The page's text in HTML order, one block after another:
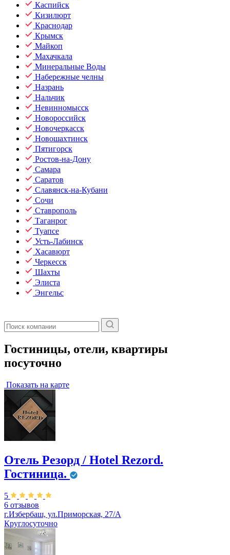
Каспийск
Кизилюрт
Краснодар
Крымск
Майкоп
Махачкала
Минеральные Воды
Набережные челны
Назрань
Нальчик
Невинномысск
Новороссийск
Новочеркасск
Новошахтинск
Пятигорск
Ростов-на-Дону
Самара
Саратов
Славянск-на-Кубани
Сочи
Ставрополь
Таганрог
Туапсе
Усть-Лабинск
Хасавюрт
Черкесск
Шахты
Элиста
Энгельс
Гостиницы, отели, квартиры
посуточно
Показать на карте
Отель Резорд / Hotel Rezord.
Гостиница.
5
6 отзывов
г.Избербаш, ул.Приморская, 27/А
Круглосуточно